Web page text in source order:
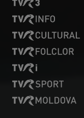
SPORT MAXIM
Dezvăluie